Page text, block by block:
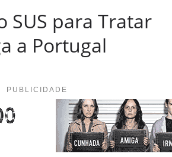
SUS para Tratar
a Portugal
PUBLICIDADE